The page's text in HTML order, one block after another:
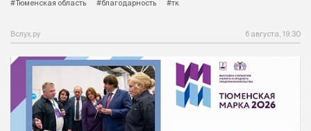
#Тюменская область
#благодарность #тк
Вслух.ру 6 августа, 19:30